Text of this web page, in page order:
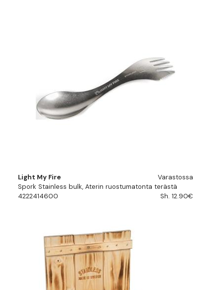
Light My Fire
Varastossa
Spork Stainless bulk, Aterin ruostumatonta terästä
4222414600
Sh. 12.90€